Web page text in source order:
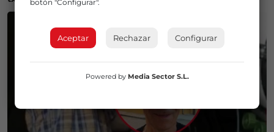
botón "Configurar".
Aceptar Rechazar Configurar
Powered by Media Sector S.L.